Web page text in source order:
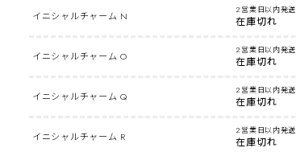
イニシャルチャーム N
2営業日以内発送
在庫切れ
イニシャルチャーム O
2営業日以内発送
在庫切れ
イニシャルチャーム Q
2営業日以内発送
在庫切れ
イニシャルチャーム R
2営業日以内発送
在庫切れ